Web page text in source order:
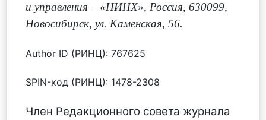
и управления – «НИНХ», Россия, 630099,
Новосибирск, ул. Каменская, 56.
Author ID (РИНЦ): 767625
SPIN-код (РИНЦ): 1478-2308
Член Редакционного совета журнала